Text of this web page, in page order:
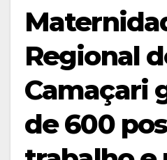
Regional
Camaçari
de 600